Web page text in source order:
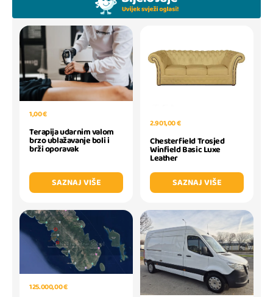
1,00 €
Terapija udarnim valom
brzo ublažavanje boli i
brži oporavak
SAZNAJ VIŠE
2.901,00 €
Chesterfield Trosjed
Winfield Basic Luxe
Leather
SAZNAJ VIŠE
125.000,00 €